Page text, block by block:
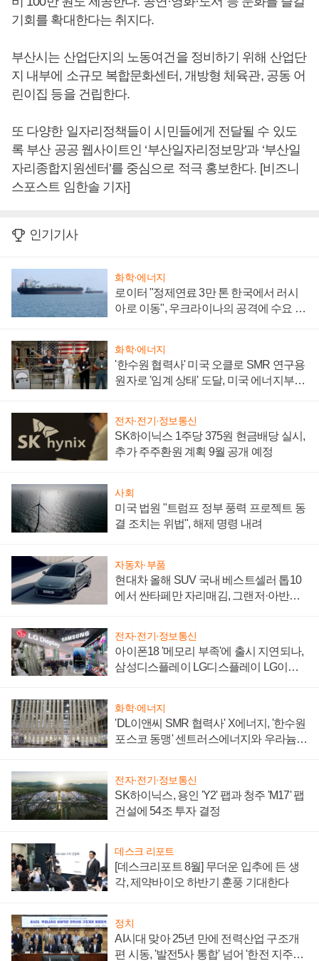
기회를 확대한다는 취지다.
부산시는 산업단지의 노동여건을 정비하기 위해 산업단
지 내부에 소규모 복합문화센터, 개방형 체육관, 공동 어
린이집 등을 건립한다.
또 다양한 일자리정책들이 시민들에게 전달될 수 있도
록 부산 공공 웹사이트인 ‘부산일자리정보망’과 ‘부산일
자리종합지원센터’를 중심으로 적극 홍보한다. [비즈니
스포스트 임한솔 기자]
인기기사
화학·에너지
로이터 "정제연료 3만 톤 한국에서 러시
아로 이동", 우크라이나의 공격에 수요 늘
화학·에너지
'한수원 협력사' 미국 오클로 SMR 연구용
원자로 '임계 상태' 도달, 미국 에너지부
전자·전기·정보통신
SK하이닉스 1주당 375원 현금배당 실시,
추가 주주환원 계획 9월 공개 예정
사회
미국 법원 "트럼프 정부 풍력 프로젝트 동
결 조치는 위법", 해제 명령 내려
자동차·부품
현대차 올해 SUV 국내 베스트셀러 톱10
에서 싼타페만 자리매김, 그랜저·아반떼
전자·전기·정보통신
아이폰18 '메모리 부족'에 출시 지연되나,
삼성디스플레이 LG디스플레이 LG이노
화학·에너지
'DL이앤씨 SMR 협력사' X에너지, '한수원
포스코 동맹' 센트러스에너지와 우라늄
전자·전기·정보통신
SK하이닉스, 용인 'Y2' 팹과 청주 'M17' 팹
건설에 54조 투자 결정
데스크 리포트
[데스크리포트 8월] 무더운 입추에 든 생
각, 제약바이오 하반기 훈풍 기대한다
정치
AI시대 맞아 25년 만에 전력산업 구조개
편 시동, '발전5사 통합' 넘어 '한전 지주사'